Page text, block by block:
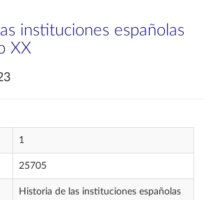
instituciones españolas
XX
1
25705
Historia de las instituciones españolas